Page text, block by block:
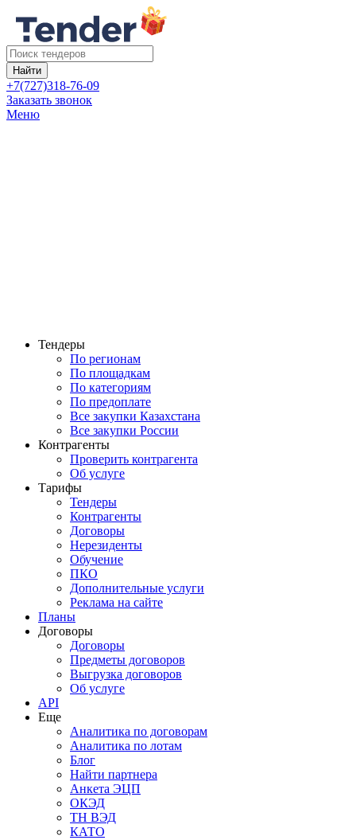
Найти
+7(727)318-76-09
Заказать звонок
Меню
Тендеры
По регионам
По площадкам
По категориям
По предоплате
Все закупки Казахстана
Все закупки России
Контрагенты
Проверить контрагента
Об услуге
Тарифы
Тендеры
Контрагенты
Договоры
Нерезиденты
Обучение
ПКО
Дополнительные услуги
Реклама на сайте
Планы
Договоры
Договоры
Предметы договоров
Выгрузка договоров
Об услуге
API
Еще
Аналитика по договорам
Аналитика по лотам
Блог
Найти партнера
Анкета ЭЦП
ОКЭД
ТН ВЭД
КАТО